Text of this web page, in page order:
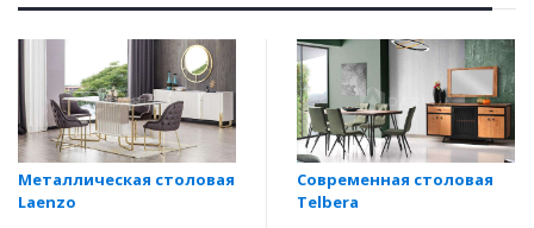
Торопитесь! Кол-во ограничено.
Акция
Металлическая столовая
Laenzo
Современная столовая
Telbera